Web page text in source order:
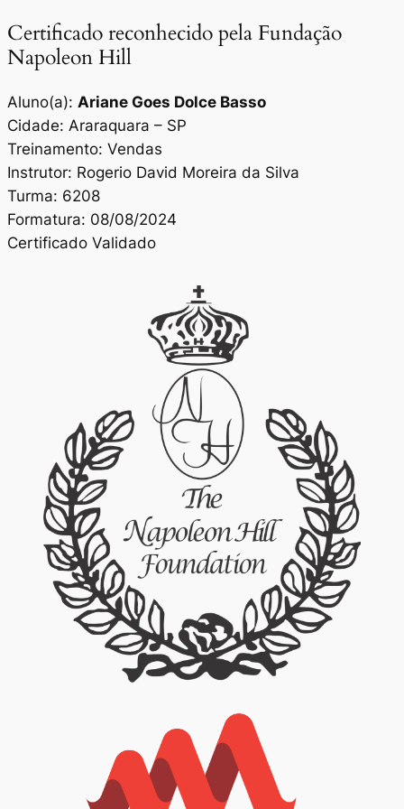
Certificado reconhecido pela Fundação
Napoleon Hill
Aluno(a): Ariane Goes Dolce Basso
Cidade: Araraquara – SP
Treinamento: Vendas
Instrutor: Rogerio David Moreira da Silva
Turma: 6208
Formatura: 08/08/2024
Certificado Validado